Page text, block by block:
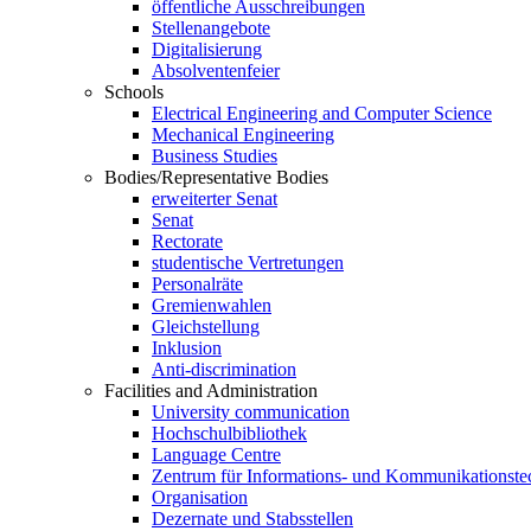
öffentliche Ausschreibungen
Stellenangebote
Digitalisierung
Absolventenfeier
Schools
Electrical Engineering and Computer Science
Mechanical Engineering
Business Studies
Bodies/Representative Bodies
erweiterter Senat
Senat
Rectorate
studentische Vertretungen
Personalräte
Gremienwahlen
Gleichstellung
Inklusion
Anti-discrimination
Facilities and Administration
University communication
Hochschulbibliothek
Language Centre
Zentrum für Informations- und
Organisation
Dezernate und Stabsstellen